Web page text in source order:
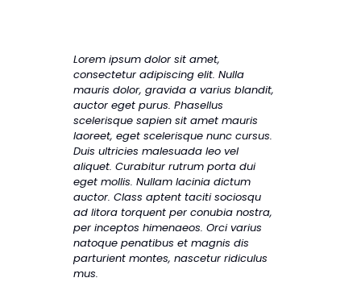
Lorem ipsum dolor sit amet,
consectetur adipiscing elit. Nulla
mauris dolor, gravida a varius blandit,
auctor eget purus. Phasellus
scelerisque sapien sit amet mauris
laoreet, eget scelerisque nunc cursus.
Duis ultricies malesuada leo vel
aliquet. Curabitur rutrum porta dui
eget mollis. Nullam lacinia dictum
auctor. Class aptent taciti sociosqu
ad litora torquent per conubia nostra,
per inceptos himenaeos. Orci varius
natoque penatibus et magnis dis
parturient montes, nascetur ridiculus
mus.